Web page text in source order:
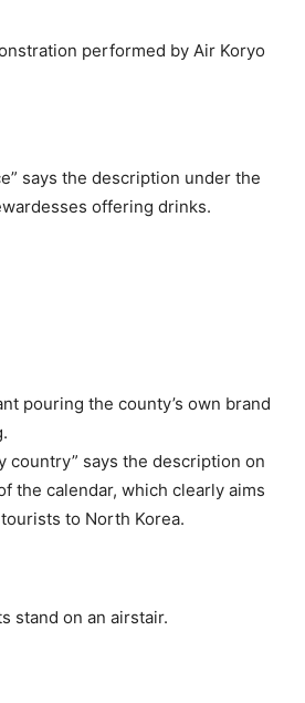
performed by Air Koryo
says the description under the
offering drinks.
pouring the county’s own brand
country” says the description on
the calendar, which clearly aims
to North Korea.
stand on an airstair.